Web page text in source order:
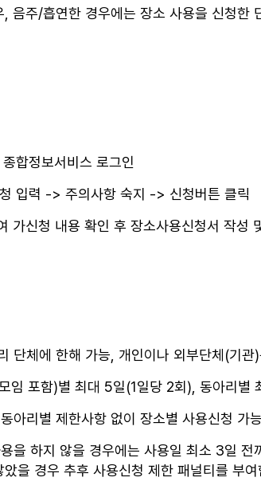
음주/흡연한 경우에는 장소 사용을 신청
합정보서비스 로그인
입력 -> 주의사항 숙지 -> 신청버튼 클릭
가신청 내용 확인 후 장소사용신청서 작성
단체에 한해 가능, 개인이나 외부단체(기관
임 포함)별 최대 5일(1일당 2회), 동아리별
아리별 제한사항 없이 장소별 사용신청 가능
을 하지 않을 경우에는 사용일 최소 3일 전
을 경우 추후 사용신청 제한 패널티를 부여